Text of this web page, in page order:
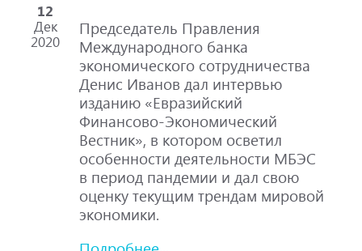
12
Дек
2020
Председатель Правления
Международного банка
экономического сотрудничества
Денис Иванов дал интервью
изданию «Евразийский
Финансово-Экономический
Вестник», в котором осветил
особенности деятельности МБЭС
в период пандемии и дал свою
оценку текущим трендам мировой
экономики.